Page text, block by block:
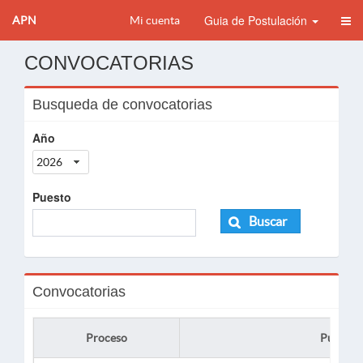
APN Mi cuenta Guia de Postulación
CONVOCATORIAS
Busqueda de convocatorias
Año
2026
Puesto
Buscar
Convocatorias
Proceso Puesto